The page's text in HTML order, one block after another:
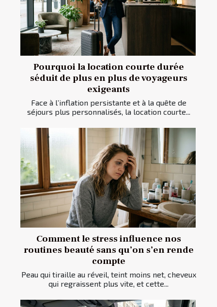
Pourquoi la location courte durée
séduit de plus en plus de voyageurs
exigeants
Face à l’inflation persistante et à la quête de
séjours plus personnalisés, la location courte...
Comment le stress influence nos
routines beauté sans qu’on s’en rende
compte
Peau qui tiraille au réveil, teint moins net, cheveux
qui regraissent plus vite, et cette...